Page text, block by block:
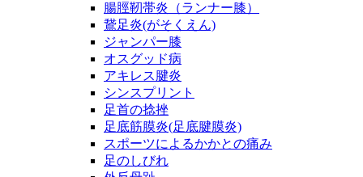
腸脛靭帯炎（ランナー膝）
鵞足炎(がそくえん)
ジャンパー膝
オスグッド病
アキレス腱炎
シンスプリント
足首の捻挫
足底筋膜炎(足底腱膜炎)
スポーツによるかかとの痛み
足のしびれ